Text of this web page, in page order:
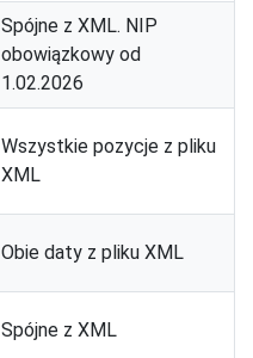
Spójne z XML. NIP
obowiązkowy od
1.02.2026
Wszystkie pozycje z pliku
XML
Obie daty z pliku XML
Spójne z XML